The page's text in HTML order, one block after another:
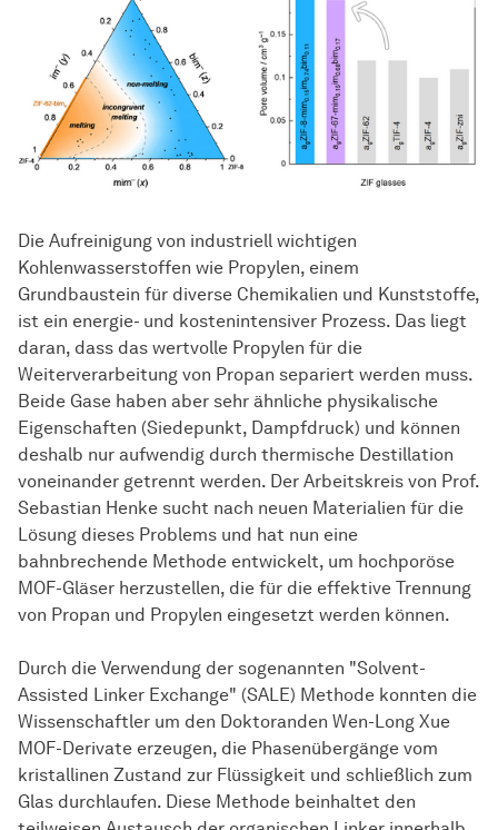
Die Aufreinigung von industriell wich­ti­gen
Kohlenwasserstoffen wie Propylen, einem
Grundbaustein für diverse Chemikalien und Kunststoffe,
ist ein energie- und kostenintensiver Prozess. Das liegt
daran, dass das wertvolle Propylen für die
Weiterverarbeitung von Propan separiert werden muss.
Beide Gase haben aber sehr ähnliche physikalische
Eigenschaften (Siedepunkt, Dampfdruck) und können
deshalb nur aufwendig durch thermische Destillation
voneinander getrennt werden. Der Ar­beits­kreis von Prof.
Sebastian Henke sucht nach neuen Materialien für die
Lösung dieses Problems und hat nun eine
bahnbrechende Methode entwickelt, um hochporöse
MOF-Gläser herzustellen, die für die effektive Trennung
von Propan und Propylen eingesetzt werden können.
Durch die Verwendung der sogenannten "Solvent-
Assisted Linker Exchange" (SALE) Methode konnten die
Wissenschaftler um den Doktoranden Wen-Long Xue
MOF-Derivate erzeugen, die Phasenübergänge vom
kristallinen Zustand zur Flüssigkeit und schließlich zum
Glas durchlaufen. Diese Methode beinhaltet den